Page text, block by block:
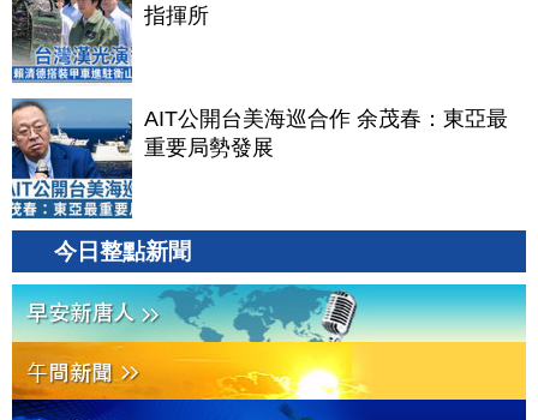
指揮所
AIT公開台美海巡合作 余茂春：東亞最
重要局勢發展
今日整點新聞